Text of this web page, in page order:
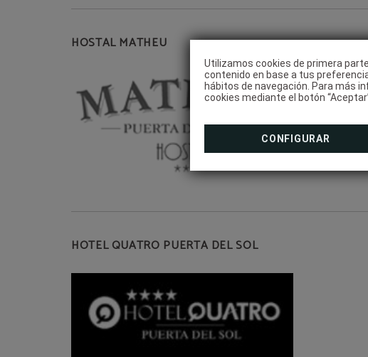
Utilizamos cookies de primera
contenido en base a tus
hábitos de navegación. Para más
cookies mediante el botón
CONFIGURAR
HOSTAL MATHEU
HOTEL QUATRO PUERTA DEL SOL